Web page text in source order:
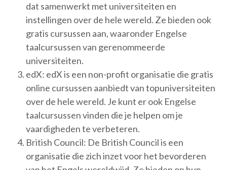
dat samenwerkt met universiteiten en
instellingen over de hele wereld. Ze bieden ook
gratis cursussen aan, waaronder Engelse
taalcursussen van gerenommeerde
universiteiten.
edX: edX is een non-profit organisatie die gratis
online cursussen aanbiedt van topuniversiteiten
over de hele wereld. Je kunt er ook Engelse
taalcursussen vinden die je helpen om je
vaardigheden te verbeteren.
British Council: De British Council is een
organisatie die zich inzet voor het bevorderen